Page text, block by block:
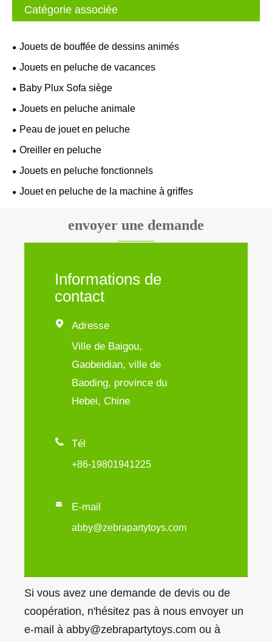
Catégorie associée
Jouets de bouffée de dessins animés
Jouets en peluche de vacances
Baby Plux Sofa siège
Jouets en peluche animale
Peau de jouet en peluche
Oreiller en peluche
Jouets en peluche fonctionnels
Jouet en peluche de la machine à griffes
envoyer une demande
Informations de
contact

Adresse
Ville de Baigou,
Gaobeidian, ville de
Baoding, province du
Hebei, Chine
 Tél
+86-19801941225
 E-mail
abby@zebrapartytoys.com
Si vous avez une demande de devis ou de
coopération, n'hésitez pas à nous envoyer un
e-mail à abby@zebrapartytoys.com ou à